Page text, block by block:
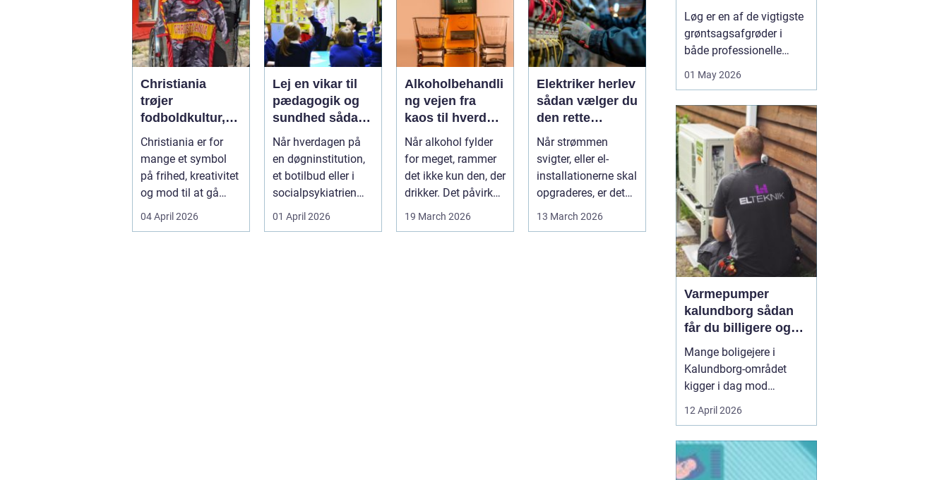
Christiania
trøjer
fodboldkultur,
frihed og fanstil
Christiania er for
mange et symbol
på frihed, kreativitet
og mod til at gå
egne veje. Den
samme ånd ...
04 April 2026
Lej en vikar til
pædagogik og
sundhed sådan
får du den rette
hjælp
Når hverdagen på
en døgninstitution,
et botilbud eller i
socialpsykiatrien
pludselig ændrer
sig, kan...
01 April 2026
Alkoholbehandli
ng vejen fra
kaos til hverdag
med ro
Når alkohol fylder
for meget, rammer
det ikke kun den, der
drikker. Det påvirker
også familie, arbej...
19 March 2026
Elektriker herlev
sådan vælger du
den rette
fagmand til dine
el-opgaver
Når strømmen
svigter, eller el-
installationerne skal
opgraderes, er det
afgørende at have
13 March 2026
Løg er en af de vigtigste
grøntsagsafgrøder i
både professionelle
landbrugsproduktioner.
starter med kvaliteten af
Løgfrø, og små forskelle
i frøets sundhed,
sortsege...
01 May 2026
Varmepumper
kalundborg sådan
får du billigere og
mere bæredygtig
varme
Mange boligejere i
Kalundborg-området
kigger i dag mod
varmepumper som en
vej til lavere
behageligt indeklima.
Priserne på energi
12 April 2026